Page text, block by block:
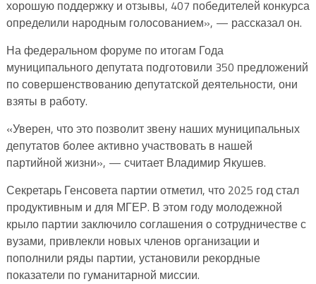
хорошую поддержку и отзывы, 407 победителей конкурса
определили народным голосованием», — рассказал он.
На федеральном форуме по итогам Года
муниципального депутата подготовили 350 предложений
по совершенствованию депутатской деятельности, они
взяты в работу.
«Уверен, что это позволит звену наших муниципальных
депутатов более активно участвовать в нашей
партийной жизни», — считает Владимир Якушев.
Секретарь Генсовета партии отметил, что 2025 год стал
продуктивным и для МГЕР. В этом году молодежной
крыло партии заключило соглашения о сотрудничестве с
вузами, привлекли новых членов организации и
пополнили ряды партии, установили рекордные
показатели по гуманитарной миссии.